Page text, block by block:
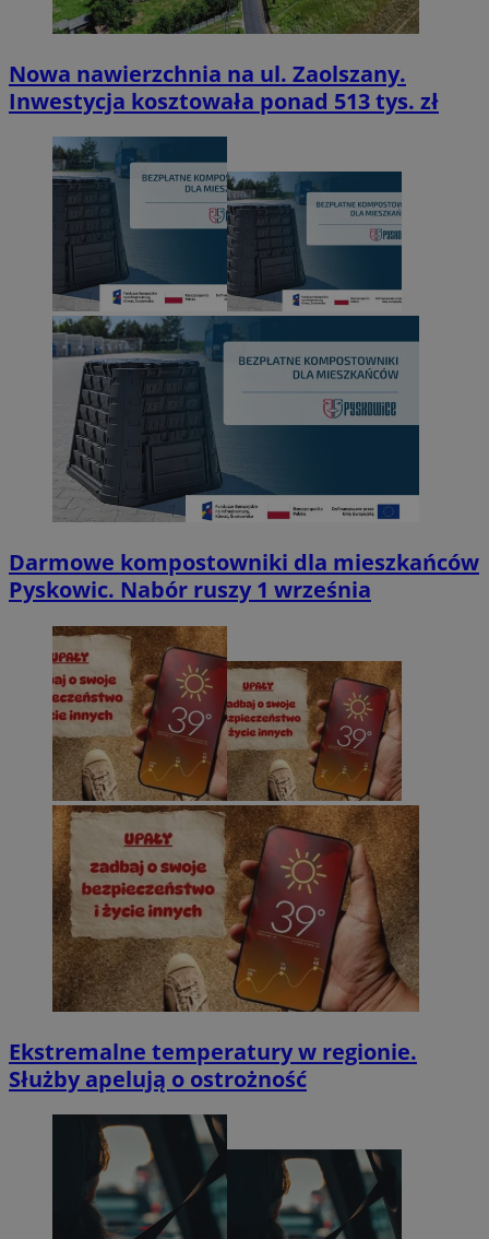
Nowa nawierzchnia na ul. Zaolszany.
Inwestycja kosztowała ponad 513 tys. zł
Darmowe kompostowniki dla mieszkańców
Pyskowic. Nabór ruszy 1 września
Ekstremalne temperatury w regionie.
Służby apelują o ostrożność